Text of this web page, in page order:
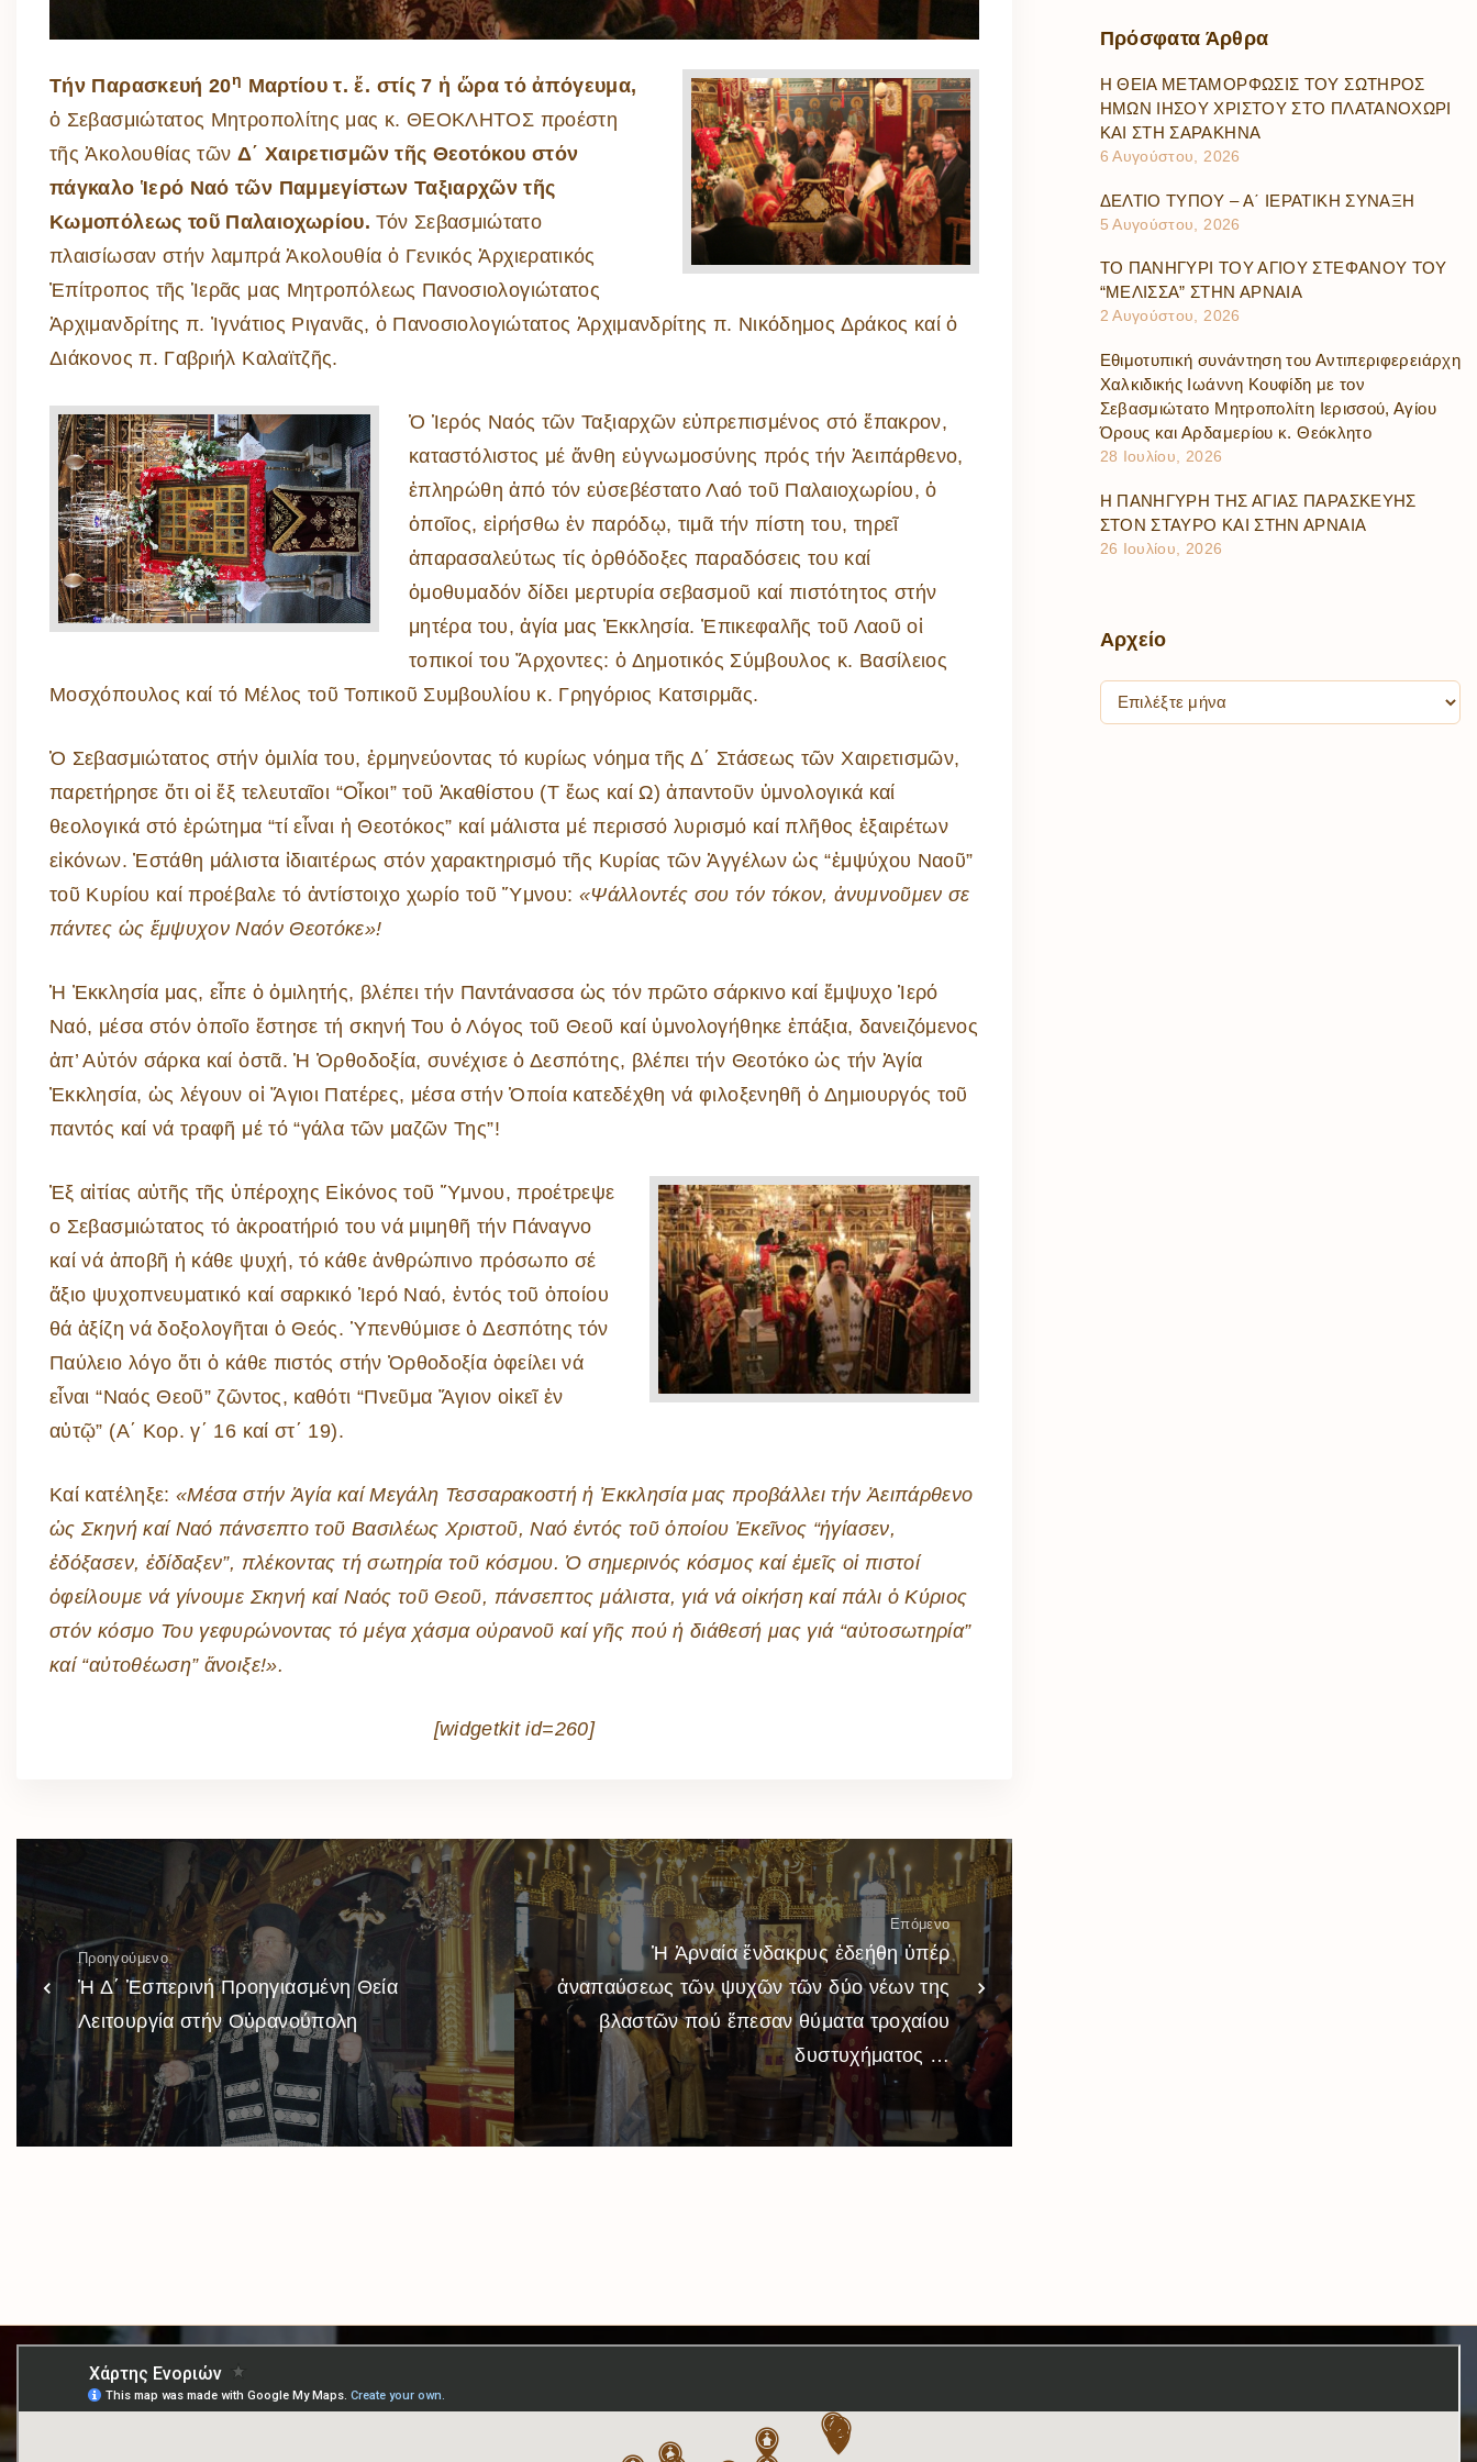
Τήν Παρασκευή 20η Μαρτίου τ. ἔ. στίς 7 ἡ ὥρα τό ἀπόγευμα,
ὁ Σεβασμιώτατος Μητροπολίτης μας κ. ΘΕΟΚΛΗΤΟΣ προέστη
τῆς Ἀκολουθίας τῶν Δ΄ Χαιρετισμῶν τῆς Θεοτόκου στόν
πάγκαλο Ἱερό Ναό τῶν Παμμεγίστων Ταξιαρχῶν τῆς
Κωμοπόλεως τοῦ Παλαιοχωρίου. Τόν Σεβασμιώτατο
πλαισίωσαν στήν λαμπρά Ἀκολουθία ὁ Γενικός Ἀρχιερατικός
Ἐπίτροπος τῆς Ἱερᾶς μας Μητροπόλεως Πανοσιολογιώτατος
Ἀρχιμανδρίτης π. Ἰγνάτιος Ριγανᾶς, ὁ Πανοσιολογιώτατος Ἀρχιμανδρίτης π. Νικόδημος Δράκος καί ὁ
Διάκονος π. Γαβριήλ Καλαϊτζῆς.
Ὁ Ἱερός Ναός τῶν Ταξιαρχῶν εὐπρεπισμένος στό ἔπακρον,
καταστόλιστος μέ ἄνθη εὐγνωμοσύνης πρός τήν Ἀειπάρθενο,
ἐπληρώθη ἀπό τόν εὐσεβέστατο Λαό τοῦ Παλαιοχωρίου, ὁ
ὁποῖος, εἰρήσθω ἐν παρόδῳ, τιμᾶ τήν πίστη του, τηρεῖ
ἀπαρασαλεύτως τίς ὀρθόδοξες παραδόσεις του καί
ὁμοθυμαδόν δίδει μερτυρία σεβασμοῦ καί πιστότητος στήν
μητέρα του, ἁγία μας Ἐκκλησία. Ἐπικεφαλῆς τοῦ Λαοῦ οἱ
τοπικοί του Ἄρχοντες: ὁ Δημοτικός Σύμβουλος κ. Βασίλειος
Μοσχόπουλος καί τό Μέλος τοῦ Τοπικοῦ Συμβουλίου κ. Γρηγόριος Κατσιρμᾶς.
Ὁ Σεβασμιώτατος στήν ὁμιλία του, ἑρμηνεύοντας τό κυρίως νόημα τῆς Δ΄ Στάσεως τῶν Χαιρετισμῶν,
παρετήρησε ὅτι οἱ ἕξ τελευταῖοι “Οἶκοι” τοῦ Ἀκαθίστου (Τ ἕως καί Ω) ἀπαντοῦν ὑμνολογικά καί
θεολογικά στό ἐρώτημα “τί εἶναι ἡ Θεοτόκος” καί μάλιστα μέ περισσό λυρισμό καί πλῆθος ἐξαιρέτων
εἰκόνων. Ἐστάθη μάλιστα ἰδιαιτέρως στόν χαρακτηρισμό τῆς Κυρίας τῶν Ἀγγέλων ὡς “ἐμψύχου Ναοῦ”
τοῦ Κυρίου καί προέβαλε τό ἀντίστοιχο χωρίο τοῦ Ὕμνου: «Ψάλλοντές σου τόν τόκον, ἀνυμνοῦμεν σε
πάντες ὡς ἔμψυχον Ναόν Θεοτόκε»!
Ἡ Ἐκκλησία μας, εἶπε ὁ ὁμιλητής, βλέπει τήν Παντάνασσα ὡς τόν πρῶτο σάρκινο καί ἔμψυχο Ἱερό
Ναό, μέσα στόν ὁποῖο ἔστησε τή σκηνή Του ὁ Λόγος τοῦ Θεοῦ καί ὑμνολογήθηκε ἐπάξια, δανειζόμενος
ἀπ’ Αὐτόν σάρκα καί ὀστᾶ. Ἡ Ὀρθοδοξία, συνέχισε ὁ Δεσπότης, βλέπει τήν Θεοτόκο ὡς τήν Ἁγία
Ἐκκλησία, ὡς λέγουν οἱ Ἅγιοι Πατέρες, μέσα στήν Ὁποία κατεδέχθη νά φιλοξενηθῆ ὁ Δημιουργός τοῦ
παντός καί νά τραφῆ μέ τό “γάλα τῶν μαζῶν Της”!
Ἐξ αἰτίας αὐτῆς τῆς ὑπέροχης Εἰκόνος τοῦ Ὕμνου, προέτρεψε
ο Σεβασμιώτατος τό ἀκροατήριό του νά μιμηθῆ τήν Πάναγνο
καί νά ἀποβῆ ἡ κάθε ψυχή, τό κάθε ἀνθρώπινο πρόσωπο σέ
ἄξιο ψυχοπνευματικό καί σαρκικό Ἱερό Ναό, ἐντός τοῦ ὁποίου
θά ἀξίζη νά δοξολογῆται ὁ Θεός. Ὑπενθύμισε ὁ Δεσπότης τόν
Παύλειο λόγο ὅτι ὁ κάθε πιστός στήν Ὀρθοδοξία ὀφείλει νά
εἶναι “Ναός Θεοῦ” ζῶντος, καθότι “Πνεῦμα Ἅγιον οἰκεῖ ἐν
αὐτῷ” (Α΄ Κορ. γ΄ 16 καί στ΄ 19).
Καί κατέληξε:«Μέσα στήν Ἁγία καί Μεγάλη Τεσσαρακοστή ἡ Ἐκκλησία μας προβάλλει τήν Ἀειπάρθενο
ὡς Σκηνή καί Ναό πάνσεπτο τοῦ Βασιλέως Χριστοῦ, Ναό ἐντός τοῦ ὁποίου Ἐκεῖνος “ἡγίασεν,
ἐδόξασεν, ἐδίδαξεν”, πλέκοντας τή σωτηρία τοῦ κόσμου. Ὁ σημερινός κόσμος καί ἐμεῖς οἱ πιστοί
ὀφείλουμε νά γίνουμε Σκηνή καί Ναός τοῦ Θεοῦ, πάνσεπτος μάλιστα, γιά νά οἰκήση καί πάλι ὁ Κύριος
στόν κόσμο Του γεφυρώνοντας τό μέγα χάσμα οὐρανοῦ καί γῆς πού ἡ διάθεσή μας γιά “αὐτοσωτηρία”
καί “αὐτοθέωση” ἄνοιξε!».
[widgetkit id=260]
Προηγούμενο
Ἡ Δ΄ Ἑσπερινή Προηγιασμένη Θεία
Λειτουργία στήν Οὐρανούπολη
Επόμενο
Ἡ Ἀρναία ἔνδακρυς ἐδεήθη ὑπέρ
ἀναπαύσεως τῶν ψυχῶν τῶν δύο νέων της
βλαστῶν πού ἔπεσαν θύματα τροχαίου
δυστυχήματος …
Πρόσφατα Άρθρα
Η ΘΕΙΑ ΜΕΤΑΜΟΡΦΩΣΙΣ ΤΟΥ ΣΩΤΗΡΟΣ
ΗΜΩΝ ΙΗΣΟΥ ΧΡΙΣΤΟΥ ΣΤΟ ΠΛΑΤΑΝΟΧΩΡΙ
ΚΑΙ ΣΤΗ ΣΑΡΑΚΗΝΑ
6 Αυγούστου, 2026
ΔΕΛΤΙΟ ΤΥΠΟΥ – Α΄ ΙΕΡΑΤΙΚΗ ΣΥΝΑΞΗ
5 Αυγούστου, 2026
ΤΟ ΠΑΝΗΓΥΡΙ ΤΟΥ ΑΓΙΟΥ ΣΤΕΦΑΝΟΥ ΤΟΥ
“ΜΕΛΙΣΣΑ” ΣΤΗΝ ΑΡΝΑΙΑ
2 Αυγούστου, 2026
Εθιμοτυπική συνάντηση του Αντιπεριφερειάρχη
Χαλκιδικής Ιωάννη Κουφίδη με τον
Σεβασμιώτατο Μητροπολίτη Ιερισσού, Αγίου
Όρους και Αρδαμερίου κ. Θεόκλητο
28 Ιουλίου, 2026
Η ΠΑΝΗΓΥΡΗ ΤΗΣ ΑΓΙΑΣ ΠΑΡΑΣΚΕΥΗΣ
ΣΤΟΝ ΣΤΑΥΡΟ ΚΑΙ ΣΤΗΝ ΑΡΝΑΙΑ
26 Ιουλίου, 2026
Αρχείο